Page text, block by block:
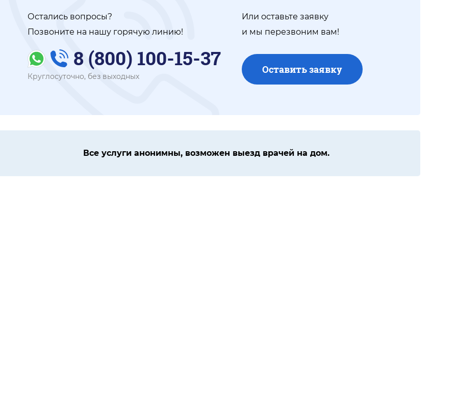
Остались вопросы?
Позвоните на нашу горячую линию!
8 (800) 100-15-37
Круглосуточно, без выходных
Или оставьте заявку
и мы перезвоним вам!
Оставить заявку
Все услуги анонимны, возможен выезд врачей на дом.